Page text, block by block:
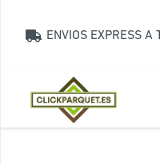
ENVIOS EXPRESS A